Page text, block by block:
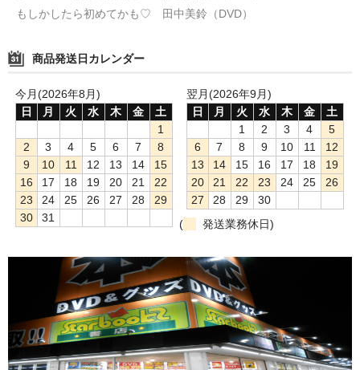
もしかしたら初めてかも♡ 田中美鈴（DVD）
商品発送日カレンダー
今月(2026年8月)
日
月 火 水 木 金
土
1
2
3 4 5 6 7
8
9
10 11 12 13 14
15
16
17 18 19 20 21
22
23
24 25 26 27 28
29
30
31
翌月(2026年9月)
日
月 火 水 木 金
土
1
2 3 4
5
6
7 8 9 10 11
12
13
14 15 16 17 18
19
20
21 22 23 24 25
26
27
28 29
30
(
発送業務休日)